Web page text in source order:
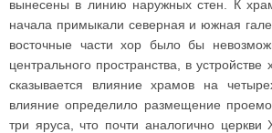
вынесены в линию наружных стен. К
начала примыкали северная и южная
восточные части хор было бы
центрального пространства, в
сказывается влияние храмов на
влияние определило размещение
три яруса, что почти аналогично церкви